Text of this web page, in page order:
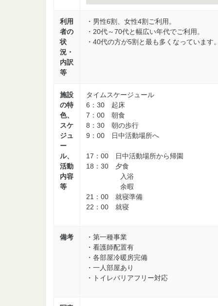
利用
者の
状
況・
内訳
等
・男性6割、女性4割ご利用。
・20代～70代と幅広い年代でご利用。
・40代の方が5割と最も多くなっています
施設
の特
色、
スケ
ジュ
ー
ル、
活動
内容
等
タイムスケージュール
6：30 起床
7：00 朝食
8：30 朝の歩行
9：00 日中活動場所へ
17：00 日中活動場所から帰園
18：30 夕食
入浴
余暇
21：00 就寝準備
22：00 就寝
備考
・第一種事業
・看護師配置有
・各部屋冷暖房完備
・一人部屋あり
・トイレバリアフリー対応